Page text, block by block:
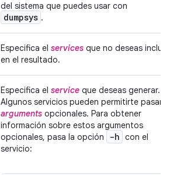
del sistema que puedes usar con
dumpsys .
Especifica el services que no deseas incluir
en el resultado.
Especifica el service que deseas generar.
Algunos servicios pueden permitirte pasar
arguments opcionales. Para obtener
información sobre estos argumentos
opcionales, pasa la opción
-h con el
servicio: